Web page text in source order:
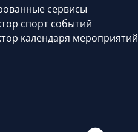
сервисы
спорт событий
календаря мероприятий